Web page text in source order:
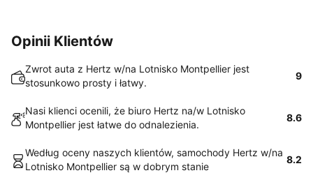
Opinii Klientów
Zwrot auta z Hertz w/na Lotnisko Montpellier jest
stosunkowo prosty i łatwy.
9
Nasi klienci ocenili, że biuro Hertz na/w Lotnisko
Montpellier jest łatwe do odnalezienia.
8.6
Według oceny naszych klientów, samochody Hertz w/na
Lotnisko Montpellier są w dobrym stanie
8.2